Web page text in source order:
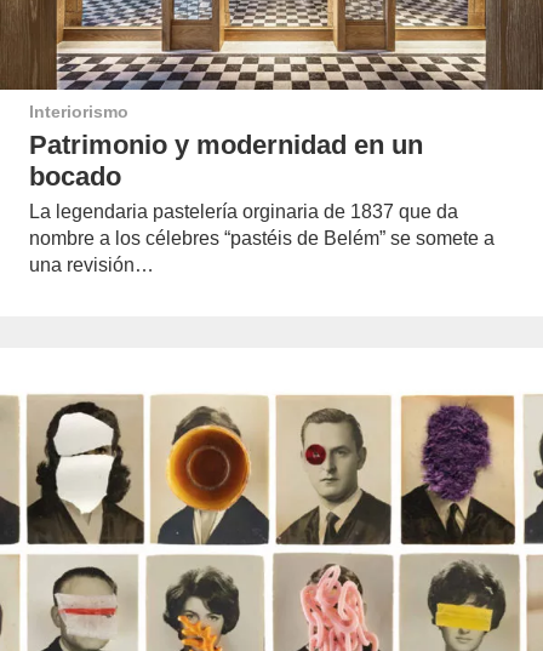
Interiorismo
Patrimonio y modernidad en un
bocado
La legendaria pastelería orginaria de 1837 que da
nombre a los célebres “pastéis de Belém” se somete a
una revisión…